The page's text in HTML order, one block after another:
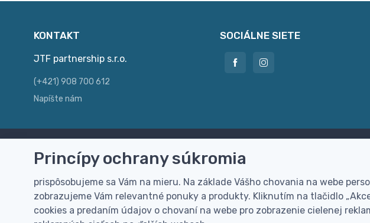
KONTAKT
JTF partnership s.r.o.
(+421) 908 700 612
Napíšte nám
SOCIÁLNE SIETE
Doprava zdarma
100 EUR (bez DPH)
prevodom alebo na dobierku
Princípy ochrany súkromia
prispôsobujeme sa Vám na mieru. Na základe Vášho chovania na webe
zobrazujeme Vám relevantné ponuky a produkty. Kliknutím na tlačidlo
cookies a predaním údajov o chovaní na webe pro zobrazenie cielenej